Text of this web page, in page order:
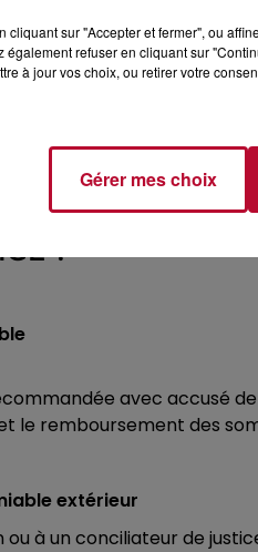
en ligne également.
?
avec accusé
le remboursement des
extérieur
à un conciliateur de
cliquant sur "Accepter et fermer", ou
également refuser en cliquant sur
à jour vos choix, ou retirer votre
Gérer mes choix